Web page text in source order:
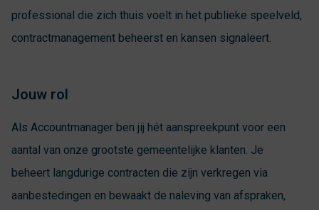
professional die zich thuis voelt in het publieke speelveld,
contractmanagement beheerst en kansen signaleert.
Jouw rol
Als Accountmanager ben jij hét aanspreekpunt voor een
aantal van onze grootste gemeentelijke klanten. Je
beheert langdurige contracten die zijn verkregen via
aanbestedingen en bewaakt de naleving van afspraken,